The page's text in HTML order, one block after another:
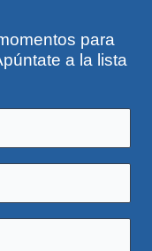
para
a la lista